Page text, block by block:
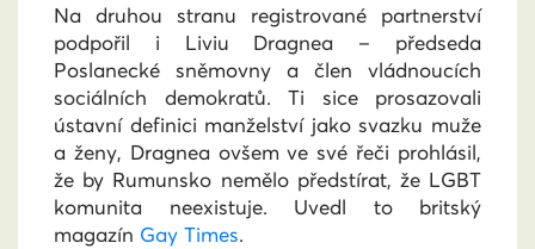
Na druhou stranu registrované partnerství
podpořil i Liviu Dragnea – předseda
Poslanecké sněmovny a člen vládnoucích
sociálních demokratů. Ti sice prosazovali
ústavní definici manželství jako svazku muže
a ženy, Dragnea ovšem ve své řeči prohlásil,
že by Rumunsko nemělo předstírat, že LGBT
komunita neexistuje. Uvedl to britský
magazín Gay Times.